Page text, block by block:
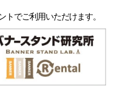
でご利用いただけます。